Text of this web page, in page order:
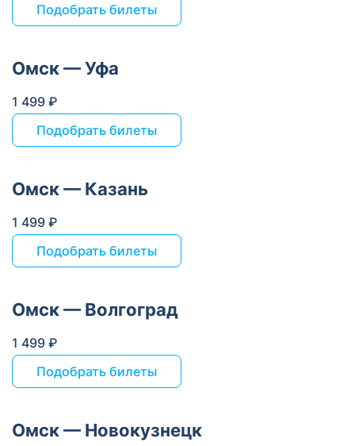
Подобрать билеты
Омск — Уфа
1 499 ₽
Подобрать билеты
Омск — Казань
1 499 ₽
Подобрать билеты
Омск — Волгоград
1 499 ₽
Подобрать билеты
Омск — Новокузнецк